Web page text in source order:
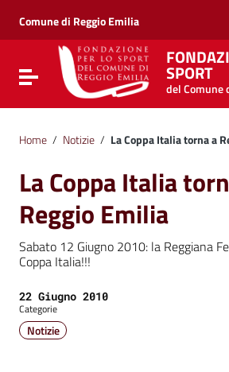
Vai al menu di navigazione
Vai al footer
Comune di Reggio Emilia
Attiva / disattiva la navigazione
SPORT
del Comune
Home / Notizie / La Coppa Italia torna a
La Coppa Italia
Reggio Emilia
Sabato 12 Giugno 2010: la Reggiana
Coppa Italia!!!
Data:
22 Giugno 2010
Categorie
Notizie